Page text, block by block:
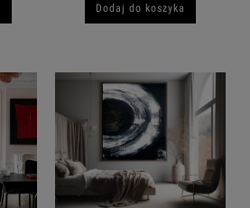
Dodaj do koszyka